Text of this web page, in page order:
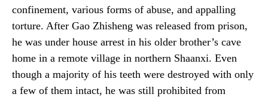
confinement, various forms of abuse, and appalling
torture. After Gao Zhisheng was released from prison,
he was under house arrest in his older brother’s cave
home in a remote village in northern Shaanxi. Even
though a majority of his teeth were destroyed with only
a few of them intact, he was still prohibited from